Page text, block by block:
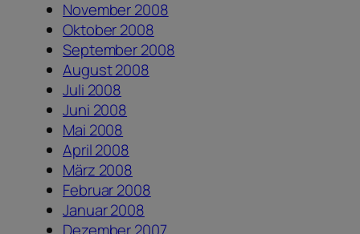
November 2008
Oktober 2008
September 2008
August 2008
Juli 2008
Juni 2008
Mai 2008
April 2008
März 2008
Februar 2008
Januar 2008
Dezember 2007